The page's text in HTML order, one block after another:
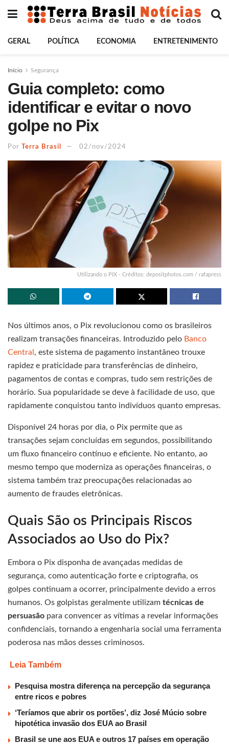
GERAL POLÍTICA ECONOMIA ENTRETENIMENTO
Início Segurança
Guia completo: como
identificar e evitar o novo
golpe no Pix
Por Terra Brasil 02/nov/2024
Utilizando o PIX - Créditos: depositphotos.com / rafapress
Nos últimos anos, o Pix revolucionou como os brasileiros
realizam transações financeiras. Introduzido pelo Banco
Central , este sistema de pagamento instantâneo trouxe
rapidez e praticidade para transferências de dinheiro,
pagamentos de contas e compras, tudo sem restrições de
horário. Sua popularidade se deve à facilidade de uso, que
rapidamente conquistou tanto indivíduos quanto empresas.
Disponível 24 horas por dia, o Pix permite que as
transações sejam concluídas em segundos, possibilitando
um fluxo financeiro contínuo e eficiente. No entanto, ao
mesmo tempo que moderniza as operações financeiras, o
sistema também traz preocupações relacionadas ao
aumento de fraudes eletrônicas.
Quais São os Principais Riscos
Associados ao Uso do Pix?
Embora o Pix disponha de avançadas medidas de
segurança, como autenticação forte e criptografia, os
golpes continuam a ocorrer, principalmente devido a erros
humanos. Os golpistas geralmente utilizam técnicas de
persuasão para convencer as vítimas a revelar informações
confidenciais, tornando a engenharia social uma ferramenta
poderosa nas mãos desses criminosos.
Leia Também
Pesquisa mostra diferença na percepção da segurança
entre ricos e pobres
‘Teríamos que abrir os portões’, diz José Múcio sobre
hipotética invasão dos EUA ao Brasil
Brasil se une aos EUA e outros 17 países em operação